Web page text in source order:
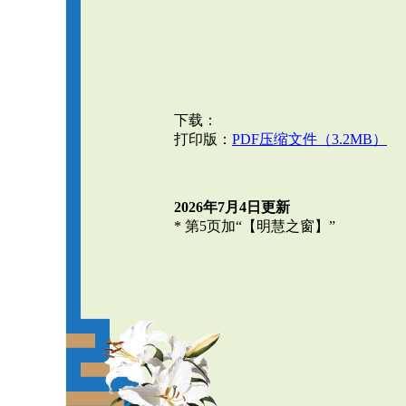
下载：
打印版： PDF压缩文件（3.2MB）
2026年7月4日更新
* 第5页加“【明慧之窗】”